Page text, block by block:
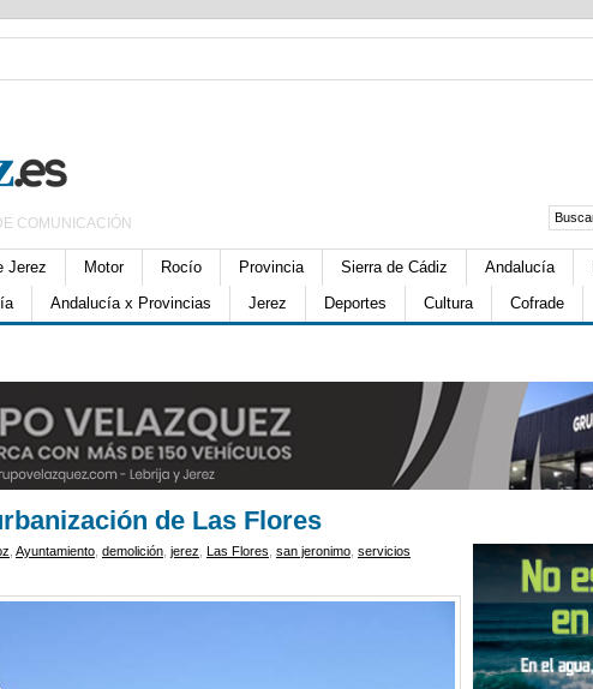
COMUNICACIÓN
Jerez Motor Rocío Provincia Sierra de Cádiz Andalucía
Andalucía x Provincias Jerez Deportes Cultura Cofrade
de Las Flores
Ayuntamiento demolición jerez Las Flores san jeronimo servicios